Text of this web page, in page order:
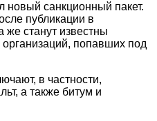
новый санкционный пакет.
публикации в
станут известны
попавших под
в частности,
а также битум и